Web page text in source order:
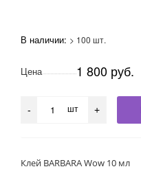
В наличии: > 100 шт.
Цена 1 800 руб.
- шт +
Клей BARBARA Wow 10 мл